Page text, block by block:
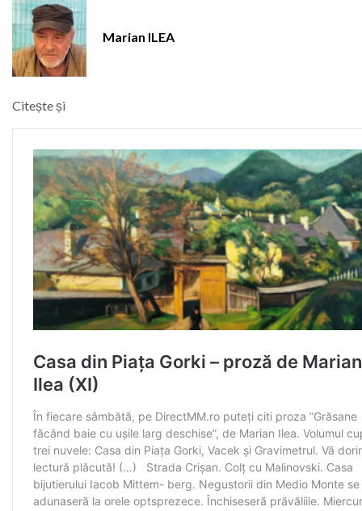
Marian ILEA
Citește și